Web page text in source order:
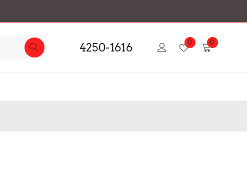
4250-1616 0 0